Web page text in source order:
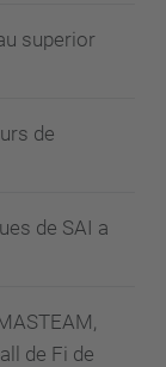
superior
de
de SAI a
de Fi de